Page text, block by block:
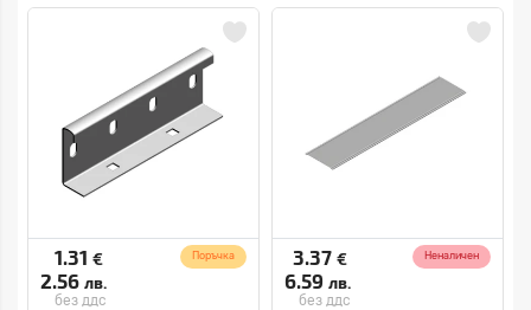
1.31 €
2.56 лв.
без ддс
Поръчка 3.37 €
6.59 лв.
без ддс
Неналичен